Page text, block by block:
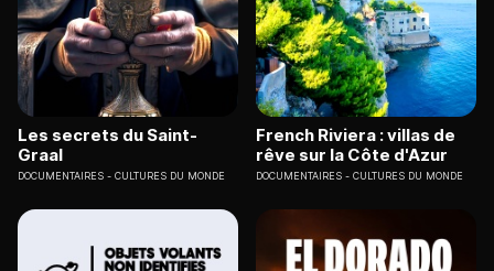
Les secrets du Saint-
Graal
DOCUMENTAIRES CULTURES DU MONDE
French Riviera : villas de
rêve sur la Côte d'Azur
DOCUMENTAIRES CULTURES DU MONDE